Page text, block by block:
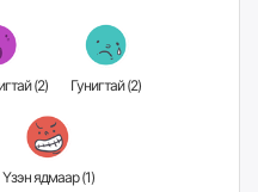
Гайхамшигтай (2) Гунигтай (2)
Үзэн ядмаар (1)